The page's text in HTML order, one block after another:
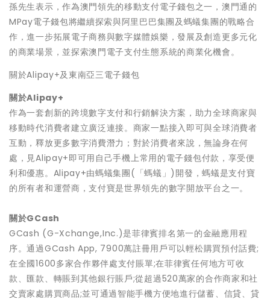
孫先生表示，作為澳門領先的移動支付電子錢包之一，澳門通的
MPay電子錢包將繼續探索與阿里巴巴集團及螞蟻集團的戰略合
作，進一步拓展電子商務與數字媒體娛樂，發展及創造更多元化
的商業場景，並探索澳門電子支付生態系統的商業化機會。
關於Alipay+及東南亞三電子錢包
關於Alipay+
作為一套創新的跨境數字支付和行銷解決方案，助力全球商家與
移動時代消費者建立廣泛連接。商家一點接入即可與全球消費者
互動，釋放更多數字消費潛力；對於消費者來說，無論身在何
處，見Alipay+即可用自己手機上常用的電子錢包付款，享受便
利和優惠。Alipay+由螞蟻集團(「螞蟻」)開發，螞蟻是支付寶
的所有者和運營商，支付寶是世界領先的數字開放平台之一。
關於GCash
GCash (G-Xchange,Inc.)是菲律賓排名第一的金融應用程
序。通過GCash App, 7900萬註冊用戶可以輕松購買預付話費;
在全國1600多家合作夥伴處支付賬單;在菲律賓任何地方可收
款、匯款、轉賬到其他銀行賬戶;從超過520萬家的合作商家和社
交賣家處購買商品;並可通過智能手機方便地進行儲蓄、信貸、貸